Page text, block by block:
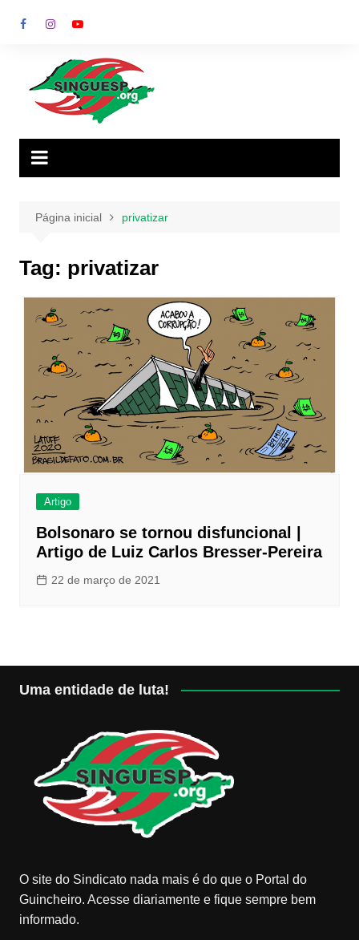
para
Página inicial privatizar
Tag: privatizar
Artigo
Bolsonaro se tornou disfuncional |
Artigo de Luiz Carlos Bresser-Pereira
22 de março de 2021
Uma entidade de luta!
O site do Sindicato nada mais é do que o Portal do
Guincheiro. Acesse diariamente e fique sempre bem
informado.